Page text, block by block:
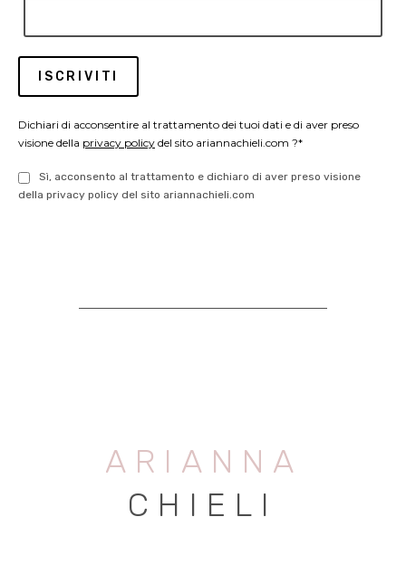
Dichiari di acconsentire al trattamento dei tuoi dati e di aver preso
visione della privacy policy del sito ariannachieli.com ?*
Sì, acconsento al trattamento e dichiaro di aver preso visione
della privacy policy del sito ariannachieli.com
ARIANNA
CHIELI